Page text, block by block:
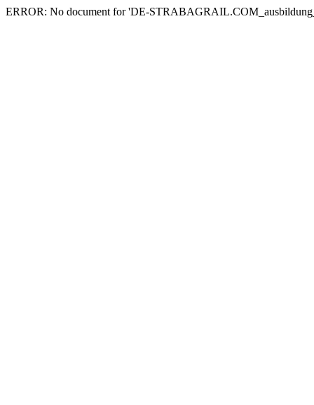
ERROR: No document for 'DE-